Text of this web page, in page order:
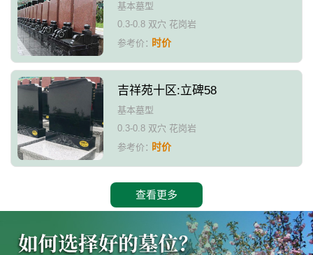
基本墓型
0.3-0.8 双穴 花岗岩
参考价：时价
吉祥苑十区:立碑58
基本墓型
0.3-0.8 双穴 花岗岩
参考价：时价
查看更多